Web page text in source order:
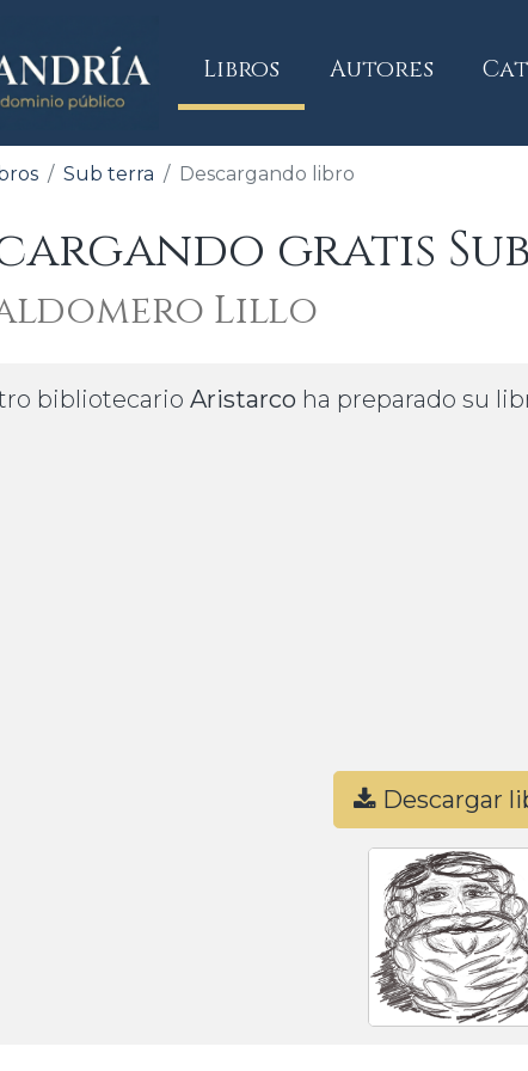
Libros(current)
Autores
Sub terra Descargando libro
gratis
Lillo
bibliotecario Aristarco ha preparado su
Descargar